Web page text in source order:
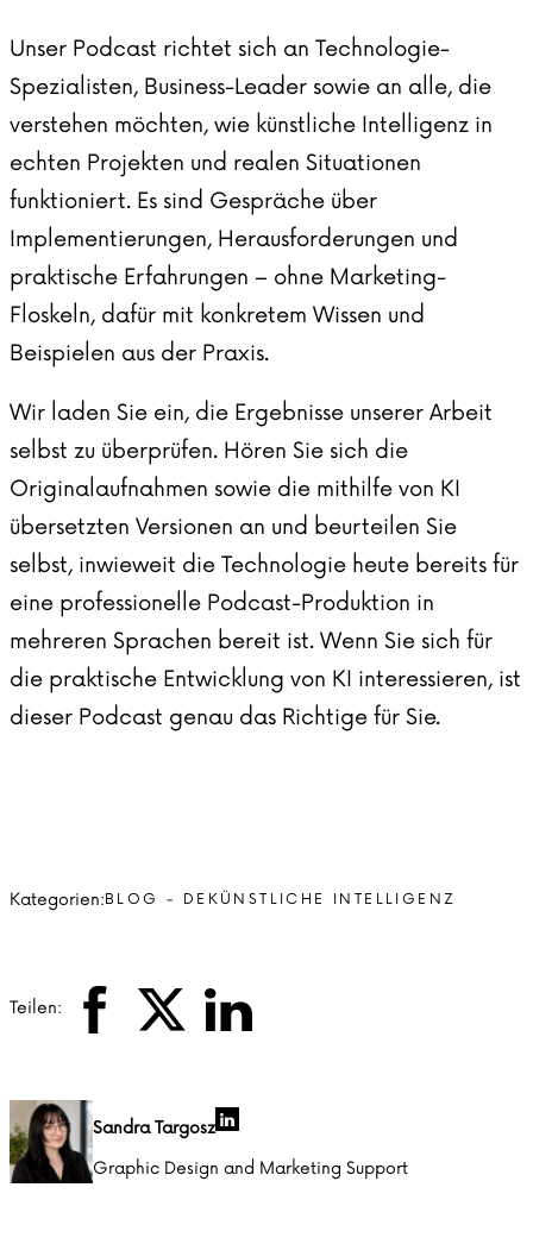
Unser Podcast richtet sich an Technologie-
Spezialisten, Business-Leader sowie an alle, die
verstehen möchten, wie künstliche Intelligenz in
echten Projekten und realen Situationen
funktioniert. Es sind Gespräche über
Implementierungen, Herausforderungen und
praktische Erfahrungen – ohne Marketing-
Floskeln, dafür mit konkretem Wissen und
Beispielen aus der Praxis.
Wir laden Sie ein, die Ergebnisse unserer Arbeit
selbst zu überprüfen. Hören Sie sich die
Originalaufnahmen sowie die mithilfe von KI
übersetzten Versionen an und beurteilen Sie
selbst, inwieweit die Technologie heute bereits für
eine professionelle Podcast-Produktion in
mehreren Sprachen bereit ist. Wenn Sie sich für
die praktische Entwicklung von KI interessieren, ist
dieser Podcast genau das Richtige für Sie.
Kategorien: BLOG - DE KÜNSTLICHE INTELLIGENZ
Teilen:
Sandra Targosz
Graphic Design and Marketing Support